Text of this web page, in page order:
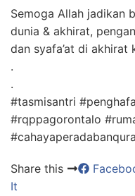
Semoga Allah jadikan
dunia & akhirat,
dan syafa’at di akhirat
.
.
#tasmisantri
#rqppagorontalo
Share this
It